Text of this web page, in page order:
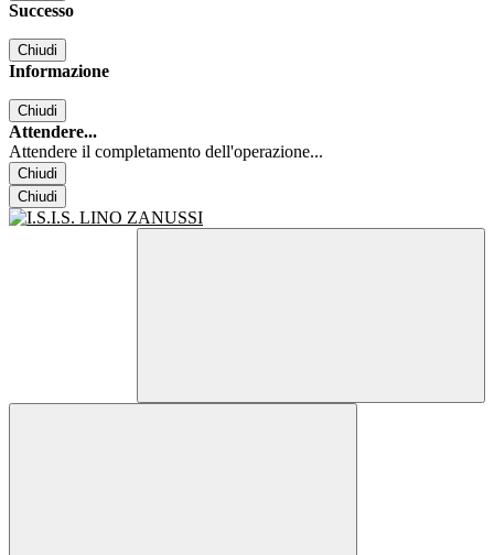
Successo
Chiudi
Informazione
Chiudi
Attendere...
Attendere il completamento dell'operazione...
Chiudi
Chiudi